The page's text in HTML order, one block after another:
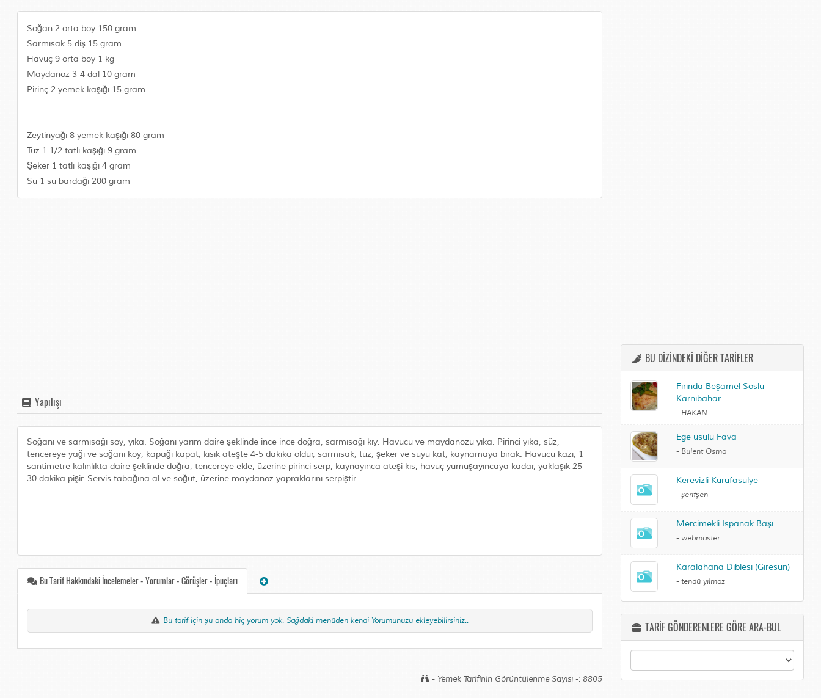
Soğan 2 orta boy 150 gram
Sarmısak 5 diş 15 gram
Havuç 9 orta boy 1 kg
Maydanoz 3-4 dal 10 gram
Pirinç 2 yemek kaşığı 15 gram
Zeytinyağı 8 yemek kaşığı 80 gram
Tuz 1 1/2 tatlı kaşığı 9 gram
Şeker 1 tatlı kaşığı 4 gram
Su 1 su bardağı 200 gram
Yapılışı
Soğanı ve sarmısağı soy, yıka. Soğanı yarım daire şeklinde ince ince doğra, sarmısağı kıy. Havucu ve maydanozu yıka. Pirinci yıka, süz,
tencereye yağı ve soğanı koy, kapağı kapat, kısık ateşte 4-5 dakika öldür, sarmısak, tuz, şeker ve suyu kat, kaynamaya bırak. Havucu kazı, 1
santimetre kalınlıkta daire şeklinde doğra, tencereye ekle, üzerine pirinci serp, kaynayınca ateşi kıs, havuç yumuşayıncaya kadar, yaklaşık 25-
30 dakika pişir. Servis tabağına al ve soğut, üzerine maydanoz yapraklarını serpiştir.
Bu Tarif Hakkındaki İncelemeler - Yorumlar - Görüşler - İpuçları
Bu tarif için şu anda hiç yorum yok. Sağdaki menüden kendi Yorumunuzu ekleyebilirsiniz..
- Yemek Tarifinin Görüntülenme Sayısı -: 8805
BU DİZİNDEKİ DİĞER TARİFLER
Fırında Beşamel Soslu
Karnıbahar
- HAKAN
Ege usulü Fava
- Bülent Osma
Kerevizli Kurufasulye
- şerifşen
Mercimekli Ispanak Başı
- webmaster
Karalahana Diblesi (Giresun)
- tendü yılmaz
TARİF GÖNDERENLERE GÖRE ARA-BUL